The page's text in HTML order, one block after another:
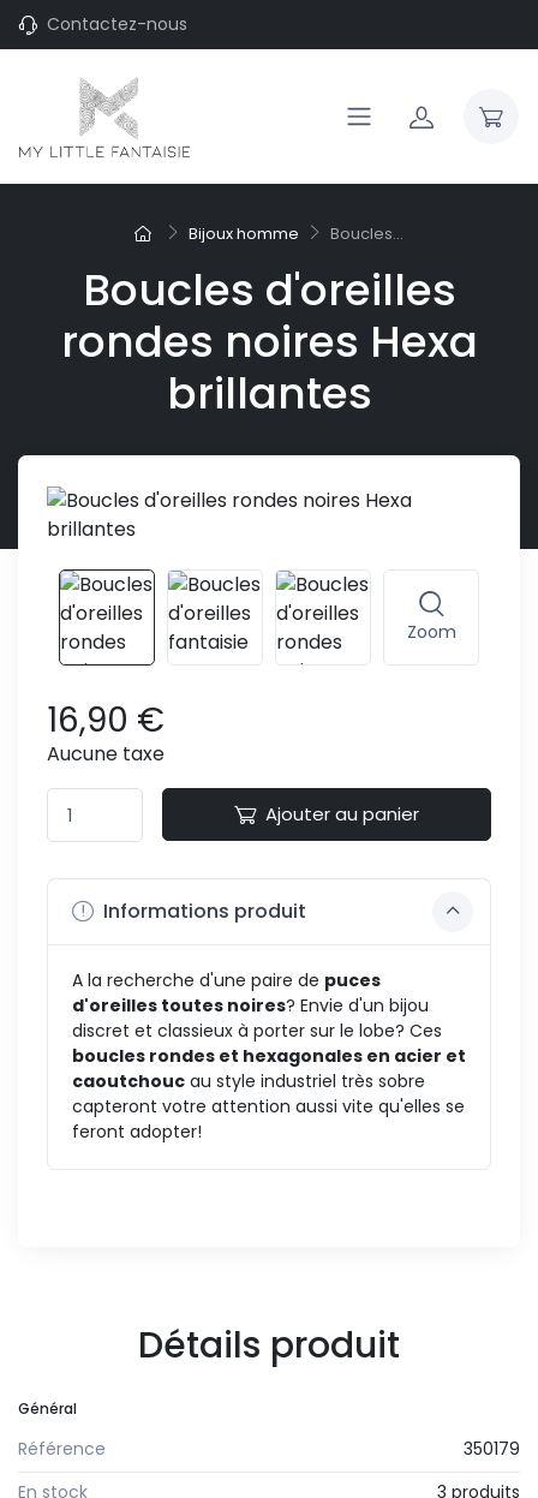
Contactez-nous
Bijoux homme Boucles...
Boucles d'oreilles
rondes noires Hexa
brillantes
Zoom
16,90 €
Aucune taxe
Ajouter au panier
Informations produit
A la recherche d'une paire de puces
d'oreilles toutes noires? Envie d'un bijou
discret et classieux à porter sur le lobe? Ces
boucles rondes et hexagonales en acier et
caoutchouc au style industriel très sobre
capteront votre attention aussi vite qu'elles se
feront adopter!
Détails produit
Général
Référence
350179
En stock
3 produits